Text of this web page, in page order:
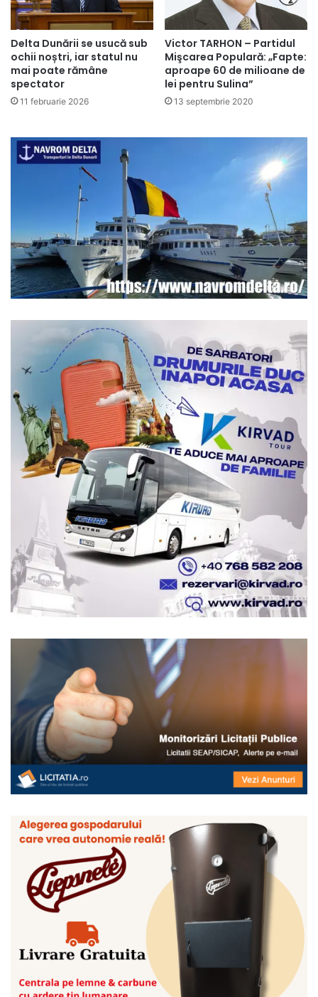
Delta Dunării se usucă sub
ochii noștri, iar statul nu
mai poate rămâne
spectator
11 februarie 2026
Victor TARHON – Partidul
Mişcarea Populară: „Fapte:
aproape 60 de milioane de
lei pentru Sulina”
13 septembrie 2020